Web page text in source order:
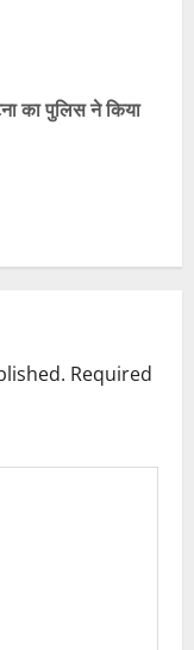
का पुलिस ने किया
Required